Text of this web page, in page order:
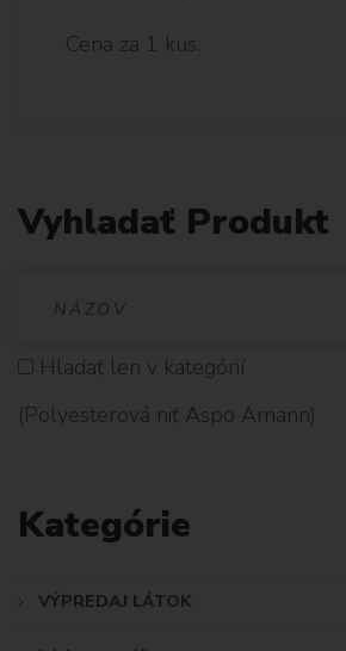
Cena za 1 kus.
Vyhladať Produkt
D
Hladať len v kategórií
(Polyesterová niť Aspo Amann)
Kategórie
VÝPREDAJ LÁTOK